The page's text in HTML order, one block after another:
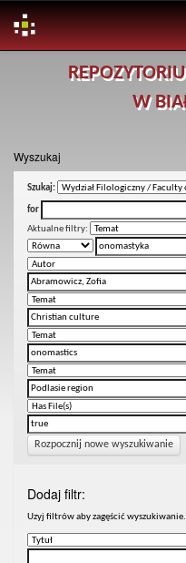
W
Wyszukaj
Szukaj:
for
Aktualne filtry:
Rozpocznij nowe wyszukiwanie
Dodaj filtr:
Uzyj filtrów aby zagęścić wyszukiwanie.